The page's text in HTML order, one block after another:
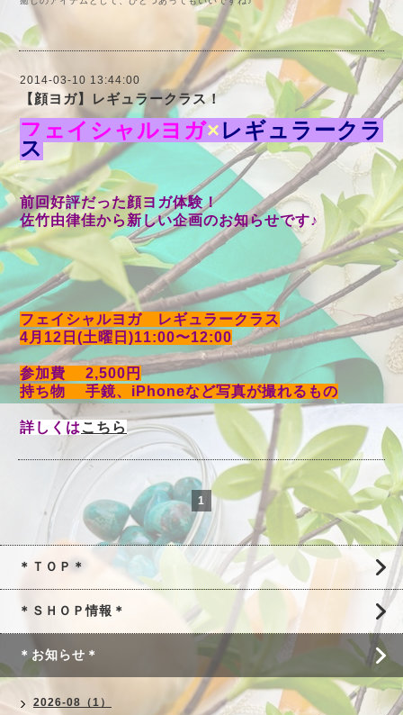
2014-03-10 13:44:00
【顔ヨガ】レギュラークラス！
フェイシャルヨガ×レギュラークラ
ス
前回好評だった顔ヨガ体験！
佐竹由律佳から新しい企画のお知らせです♪
フェイシャルヨガ レギュラークラス
4月12日(土曜日)11:00〜12:00
参加費 2,500円
持ち物 手鏡、iPhoneなど写真が撮れるもの
詳しくは こちら
1
＊ＴＯＰ＊
＊ＳＨＯＰ情報＊
＊お知らせ＊
2026-08（1）